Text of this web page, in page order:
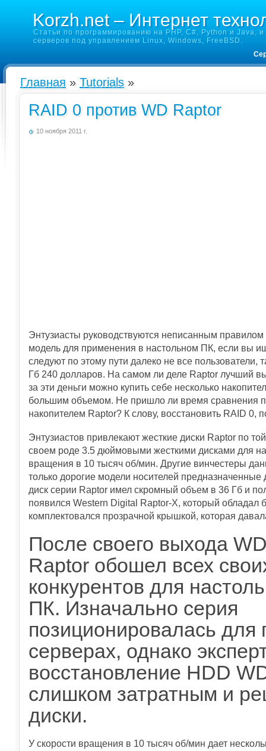
Korzh.net – Интернет
Статьи по программированию на PHP, C#, Python и Java,
серверов под управлением Linux, Windows, FreeBSD.
Главная » Tutorials »
RAID 0 против WD Raptor
10 ноября 2011 г.
Энтузиасты руководствуются неписанным
модель для применения в настольном ПК, если вы
следуют по этому пути далеко не все пользователи,
Гб 240 долларов. На самом ли деле Raptor лучший
за эти деньги можно купить себе несколько
большим объемом. Не пришло ли время сравнения
накопителем Raptor? К слову, восстановить RAID
Энтузиастов привлекают жесткие диски Raptor по
своем роде 3.5 дюймовыми жесткими дисками для
вращения в 10 тысяч об/мин. Другие винчестеры
только дорогие модели носителей
диск серии Raptor имел скромный объем в 36 Гб и
появился Western Digital Raptor-X, который обладал
комплектовался прозрачной крышкой, которая
После своего выхода
Raptor обошел всех
конкурентов для
ПК. Изначально серия
позиционировалась для
серверах, однако
восстановление HDD
слишком затратным и
диски.
У скорости вращения в 10 тысяч об/мин дает